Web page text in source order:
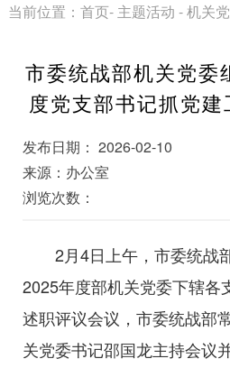
当前位置： 首页- 主题活动 -机关
市委统战部机关党委
度党支部书记抓党
发布日期： 2026-02-10
来源：办公室
浏览次数：
2月4日上午，市委统战
2025年度部机关党委下辖各
述职评议会议，市委统战部
关党委书记邵国龙主持会议